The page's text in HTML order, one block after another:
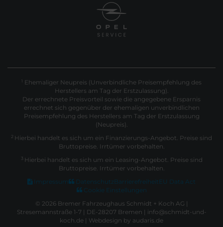
1 Ehemaliger Neupreis (Unverbindliche Preisempfehlung des
Herstellers am Tag der Erstzulassung).
Der errechnete Preisvorteil sowie die angegebene Ersparnis
errechnet sich gegenüber der ehemaligen unverbindlichen
Preisempfehlung des Herstellers am Tag der Erstzulassung
(Neupreis).
2 Hierbei handelt es sich um ein Finanzierungs-Angebot. Preise sind
Bruttopreise. Irrtümer vorbehalten.
3 Hierbei handelt es sich um ein Leasing-Angebot. Preise sind
Bruttopreise. Irrtümer vorbehalten.
Impressum
Datenschutz Barrierefreiheit EU Data Act
Cookie Einstellungen
© 2026 Bremer Fahrzeughaus Schmidt + Koch AG |
Stresemannstraße 1-7 | DE-28207 Bremen | info@schmidt-und-
koch.de | Webdesign by audaris.de